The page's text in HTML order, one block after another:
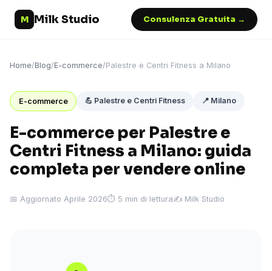
M Milk Studio Consulenza Gratuita →
Home/Blog/E-commerce/Palestre e Centri Fitness a Milano
E-commerce 💪 Palestre e Centri Fitness 📍 Milano
E-commerce per Palestre e
Centri Fitness a Milano: guida
completa per vendere online
📅 Aggiornato Aprile 2026⏱ 5 min di lettura✍️ Milk Studio